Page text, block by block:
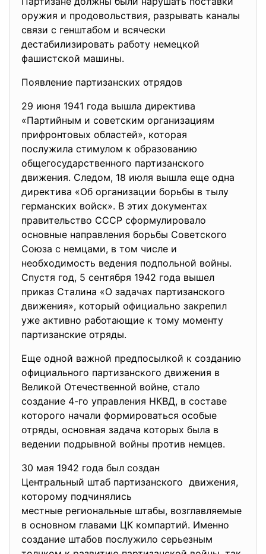
оружия и продовольствия, разрывать каналы
связи с генштабом и всячески
дестабилизировать работу немецкой
фашистской машины.
Появление партизанских отрядов
29 июня 1941 года вышла директива
«Партийным и советским организациям
прифронтовых областей», которая
послужила стимулом к образованию
общегосударственного партизанского
движения. Следом, 18 июля вышла еще одна
директива «Об организации борьбы в тылу
германских войск». В этих документах
правительство СССР сформулировало
основные направления борьбы Советского
Союза с немцами, в том числе и
необходимость ведения подпольной войны.
Спустя год, 5 сентября 1942 года вышел
приказ Сталина «О задачах партизанского
движения», который официально закрепил
уже активно работающие к тому моменту
партизанские отряды.
Еще одной важной предпосылкой к созданию
официального партизанского движения в
Великой Отечественной войне, стало
создание 4-го управления НКВД, в составе
которого начали формироваться особые
отряды, основная задача которых была в
ведении подрывной войны против немцев.
30 мая 1942 года был создан
Центральный штаб партизанского движения,
которому подчинялись
местные региональные штабы, возглавляемые
в основном главами ЦК компартий. Именно
создание штабов послужило серьезным